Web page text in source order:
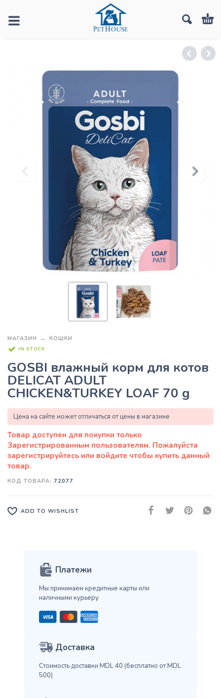
МАГАЗИН КОШКИ
IN STOCK
GOSBI влажный корм для котов
DELICAT ADULT
CHICKEN&TURKEY LOAF 70 g
Цена на сайте может отличаться от цены в магазине
КОД ТОВАРА: 72077
ADD TO WISHLIST
Платежи
Мы принимаем кредитные карты или
наличными курьеру
Доставка
Стоимость доставки MDL 40 (бесплатно от MDL
500)